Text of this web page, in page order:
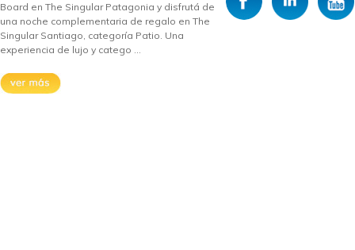
Board en The Singular Patagonia y disfrutá de
una noche complementaria de regalo en The
Singular Santiago, categoría Patio. Una
experiencia de lujo y catego ...